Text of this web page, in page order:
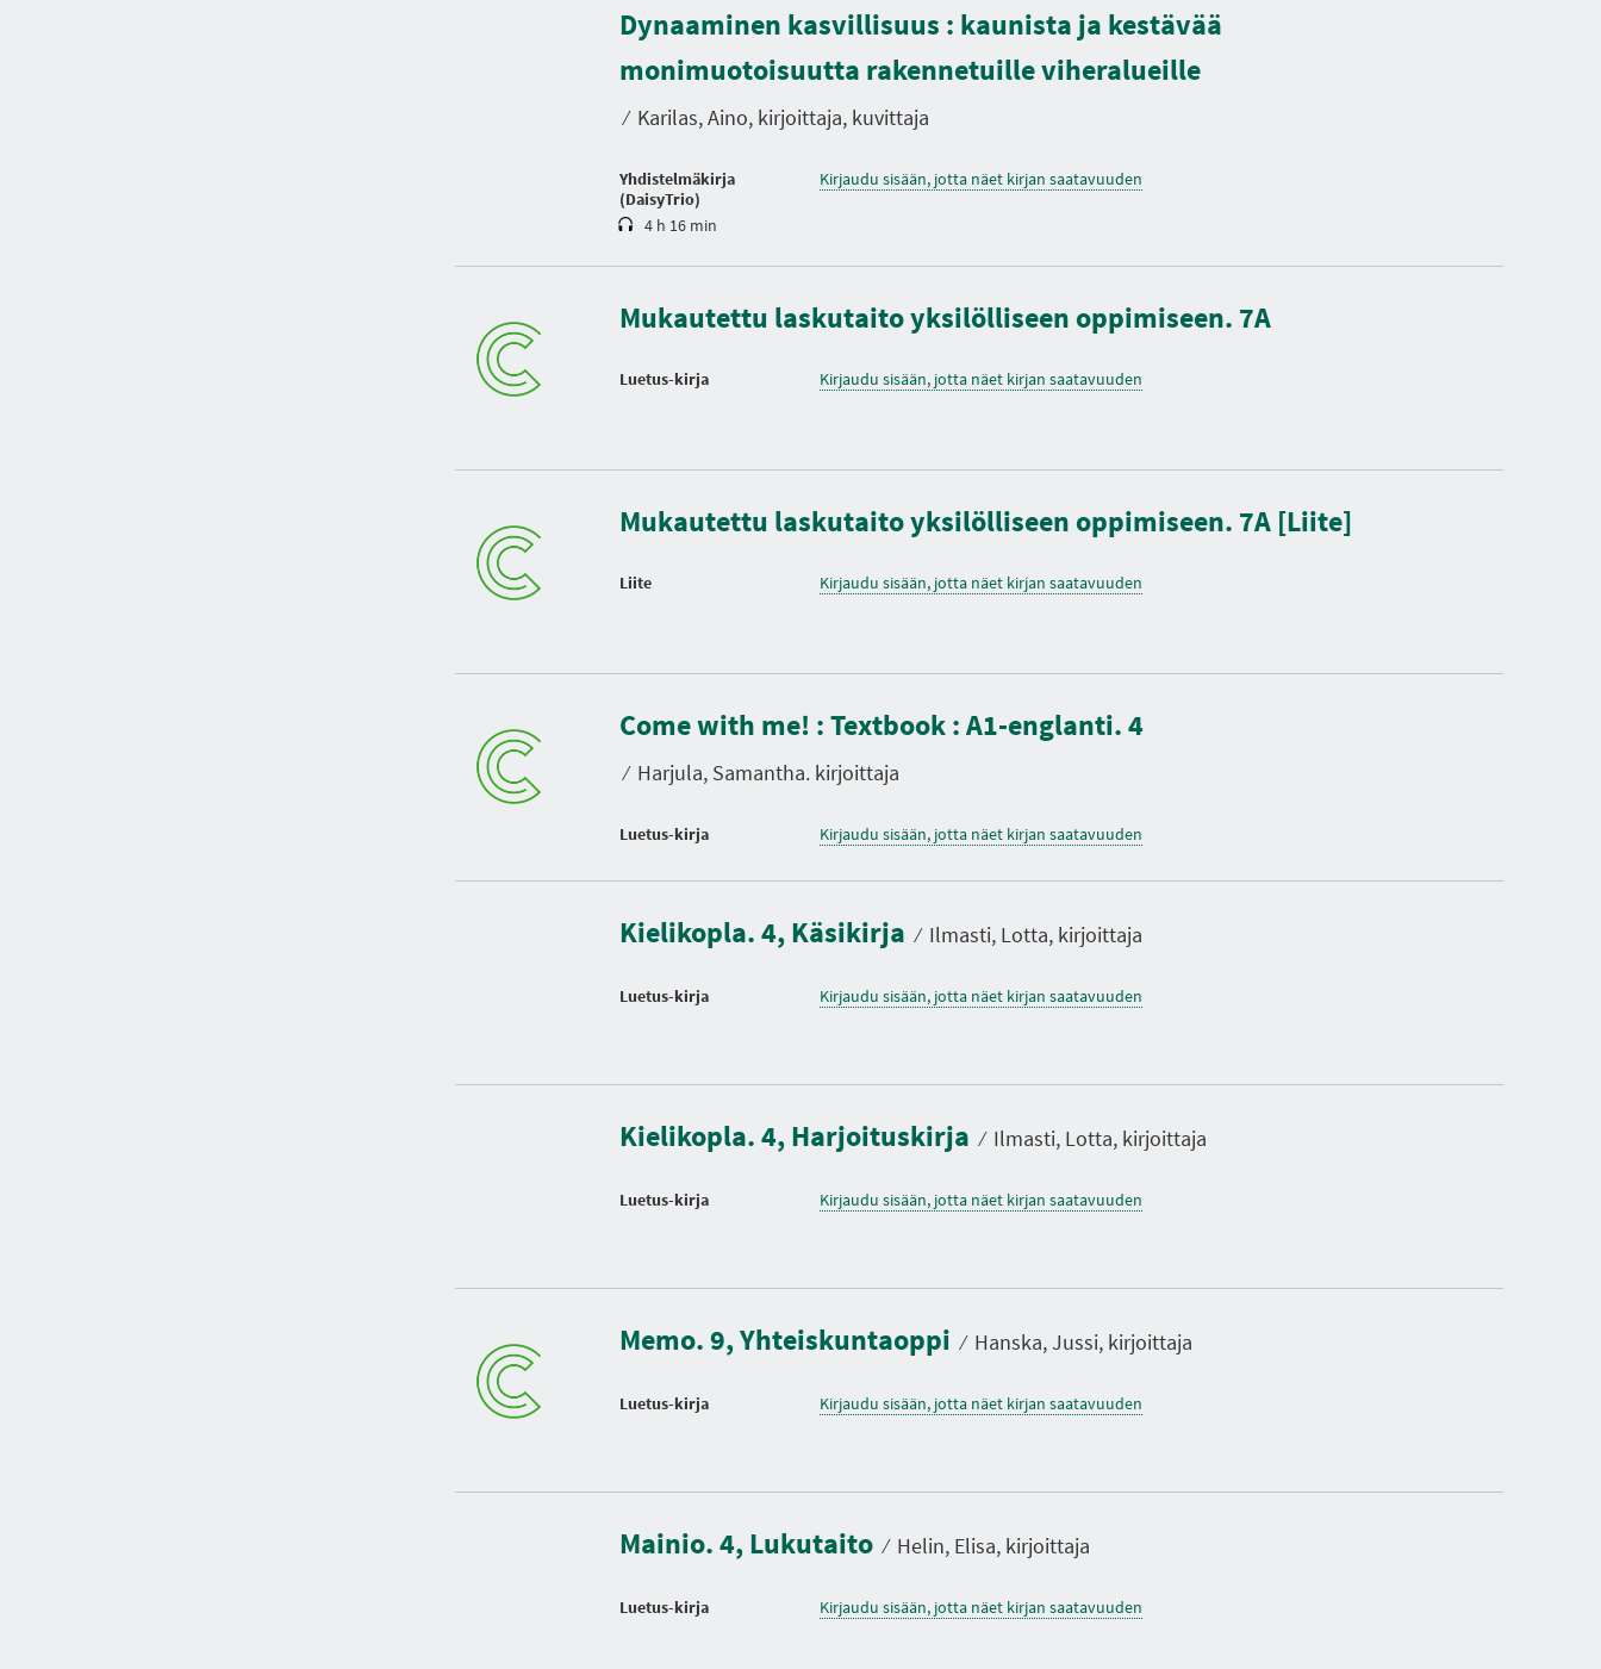
Dynaaminen kasvillisuus : kaunista ja kestävää
monimuotoisuutta rakennetuille viheralueille
⁄ Karilas, Aino, kirjoittaja, kuvittaja
Yhdistelmäkirja
(DaisyTrio)
K
e
s
t
o
4 h 16 min
Kirjaudu sisään, jotta näet kirjan saatavuuden
Mukautettu laskutaito yksilölliseen oppimiseen. 7A
Luetus-kirja Kirjaudu sisään, jotta näet kirjan saatavuuden
Mukautettu laskutaito yksilölliseen oppimiseen. 7A [Liite]
Liite Kirjaudu sisään, jotta näet kirjan saatavuuden
Come with me! : Textbook : A1-englanti. 4
⁄ Harjula, Samantha. kirjoittaja
Luetus-kirja Kirjaudu sisään, jotta näet kirjan saatavuuden
Kielikopla. 4, Käsikirja ⁄ Ilmasti, Lotta, kirjoittaja
Luetus-kirja Kirjaudu sisään, jotta näet kirjan saatavuuden
Kielikopla. 4, Harjoituskirja ⁄ Ilmasti, Lotta, kirjoittaja
Luetus-kirja Kirjaudu sisään, jotta näet kirjan saatavuuden
Memo. 9, Yhteiskuntaoppi ⁄ Hanska, Jussi, kirjoittaja
Luetus-kirja Kirjaudu sisään, jotta näet kirjan saatavuuden
Mainio. 4, Lukutaito ⁄ Helin, Elisa, kirjoittaja
Luetus-kirja Kirjaudu sisään, jotta näet kirjan saatavuuden